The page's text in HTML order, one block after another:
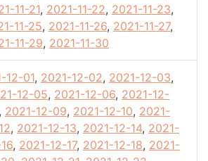
11-21, 2021-11-22, 2021-11-23,
11-25, 2021-11-26, 2021-11-27,
11-29, 2021-11-30
12-01, 2021-12-02, 2021-12-03,
12-05, 2021-12-06, 2021-12-
, 2021-12-09, 2021-12-10, 2021-
, 2021-12-13, 2021-12-14, 2021-
, 2021-12-17, 2021-12-18, 2021-